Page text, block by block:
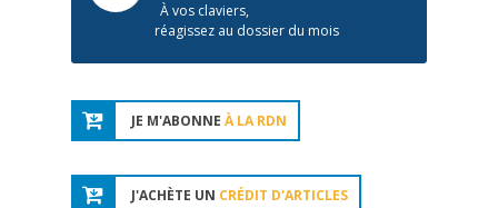
À vos claviers,
réagissez au dossier du mois
JE M'ABONNE À LA RDN
J'ACHÈTE UN CRÉDIT D'ARTICLES